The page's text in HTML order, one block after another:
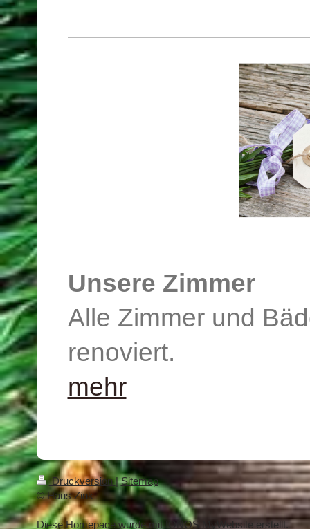
Unsere Zimmer
Alle Zimmer und
renoviert.
mehr
Druckversion| Sitemap
© Haus Zink
Diese Homepage wurde mit IONOS MyWebsite erstellt.